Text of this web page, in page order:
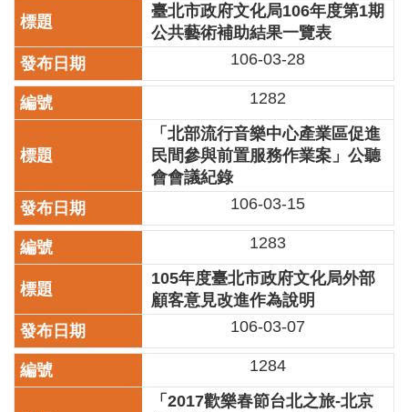
化
局
業
務
項
目
臺
藝
文
空
間
歷
年
文
化
節
慶
臺北市政府文化局106年度第1期
公共藝術補助結果一覽表
106-03-28
1282
「北部流行音樂中心產業區促進
民間參與前置服務作業案」公聽
會會議紀錄
106-03-15
1283
105年度臺北市政府文化局外部
顧客意見改進作為說明
106-03-07
1284
「2017歡樂春節台北之旅-北京